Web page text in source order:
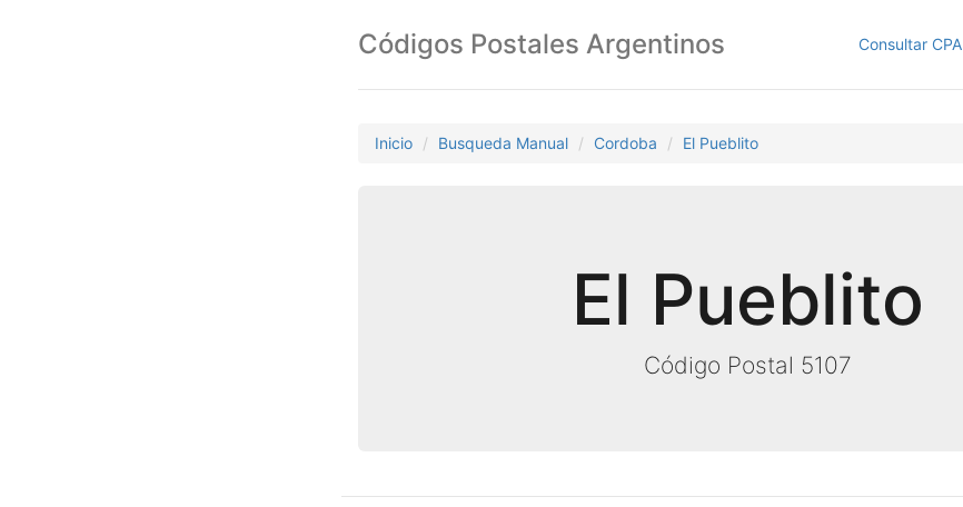
Consultar CPA
Códigos Postales Argentinos
Inicio Busqueda Manual Cordoba El Pueblito
El Pueblito
Código Postal 5107